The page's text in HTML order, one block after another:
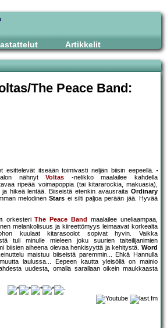
Artikkelit
The Peace Band:
esittelevät itseään toimivasti neljän biisin eepeellä.
nähnytVoltas -nelikko maalailee kahdella
ripeää voimapoppia (tai kitararockia, makuasia),
hikeä lentää. Biiseistä etenkin avausraita Ordinary
melodinenStars ei silti paljoa perään jää. Hyvää
orkesteriThe Peace Band
maalailee uneliaampaa,
melankolisuus ja kiireettömyys leimaavat korkealta
kuulaat kitarasoolot sopivat hyvin. Vaikka
tuli minulle mieleen joku suurien taiteilijanimien
biisien aiheena olevaa henkisyyttä ja kehitystä. Word
maistuu biiseistä paremmin... Ehkä Hannulla
laulussa... Eepeen kautta yleisöllä on mainio
uudesta, omalla sarallaan oikein maukkaasta